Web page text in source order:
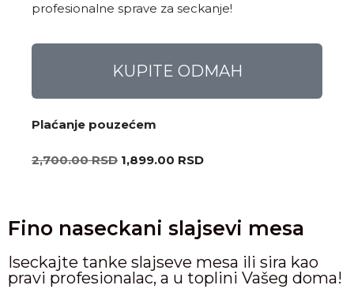
profesionalne sprave za seckanje!
KUPITE ODMAH
Plaćanje pouzećem
2,700.00RSD 1,899.00 RSD
Fino naseckani slajsevi mesa
Iseckajte tanke slajseve mesa ili sira kao
pravi profesionalac, a u toplini Vašeg doma!